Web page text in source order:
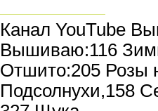
Канал YouTube
Вышиваю:116
Отшито:205 Розы
Подсолнухи,158